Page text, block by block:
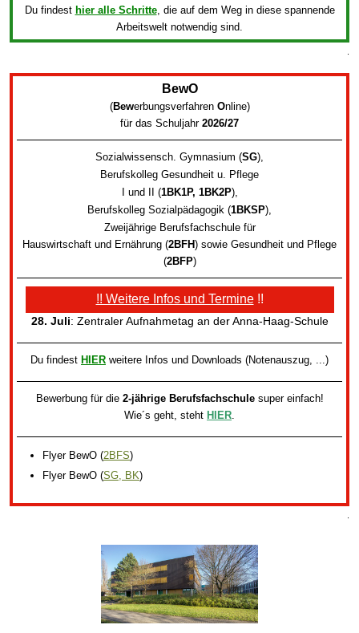
Du findest hier alle Schritte, die auf dem Weg in diese spannende
Arbeitswelt notwendig sind.
BewO
(Bewerbungsverfahren Online)
für das Schuljahr 2026/27
Sozialwissensch. Gymnasium (SG)
Berufskolleg Gesundheit u. Pflege
I und II (1BK1P, 1BK2P),
Berufskolleg Sozialpädagogik (1BKSP)
Zweijährige Berufsfachschule für
Hauswirtschaft und Ernährung (2BFH) sowie Gesundheit und Pflege
(2BFP)
!! Weitere Infos und Termine!!
28. Juli: Zentraler Aufnahmetag an der Anna-Haag-Schule
Du findest HIER weitere Infos und Downloads (Notenauszug, ...)
Bewerbung für die 2-jährige Berufsfachschulesuper einfach!
Wie´s geht, steht HIER
Flyer BewO (2BFS)
Flyer BewO (SG, BK)